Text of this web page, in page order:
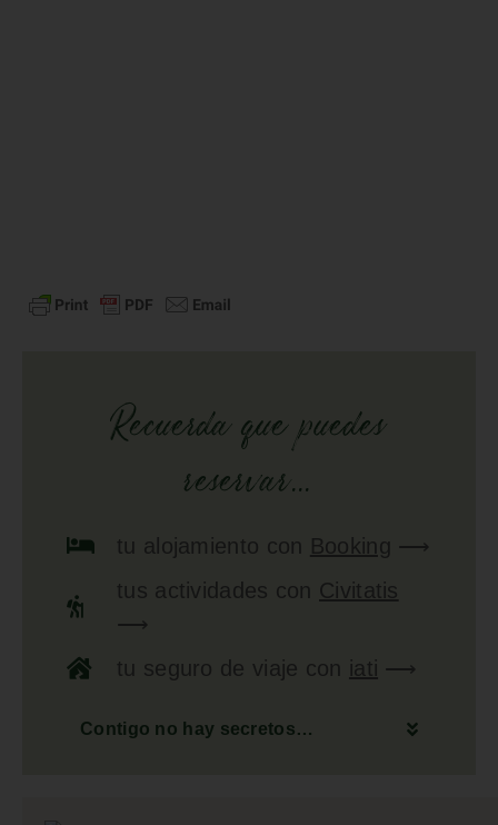
Recuerda que puedes
reservar...
tu alojamiento con Booking ⟶
tus actividades con Civitatis
⟶
tu seguro de viaje con iati ⟶
Contigo no hay secretos…